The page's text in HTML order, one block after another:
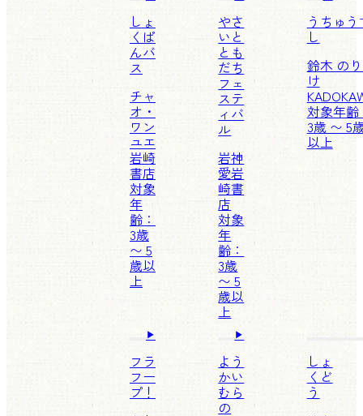
しょ
くぱ
んバ
ス
チャ
オ・
ワン
ユエ
岩崎
書店
対象
年
齢：
3歳
〜 5
歳以
上
やさ
いと
とも
だち
フェ
ステ
ィバ
ル
岩神
愛岩
崎書
店
対象
年
齢：
3歳
〜 5
歳以
上
うちゅう
し
鈴木 の
け
対象年齢
3歳 〜 5
以上
フラ
フー
プ！
よう
かい
むら
の
しょ
くど
う